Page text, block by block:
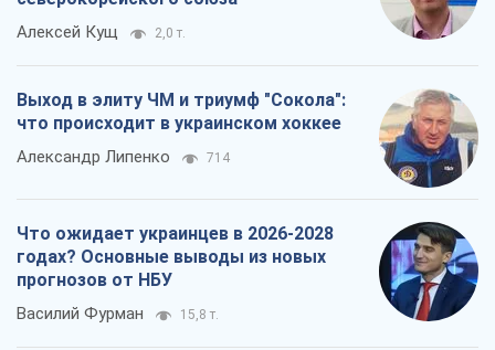
Алексей Кущ 2,0 т.
Выход в элиту ЧМ и триумф "Сокола":
что происходит в украинском хоккее
Александр Липенко 714
Что ожидает украинцев в 2026-2028
годах? Основные выводы из новых
прогнозов от НБУ
Василий Фурман 15,8 т.